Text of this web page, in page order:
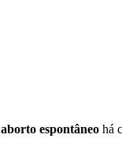
aborto espontâneo há